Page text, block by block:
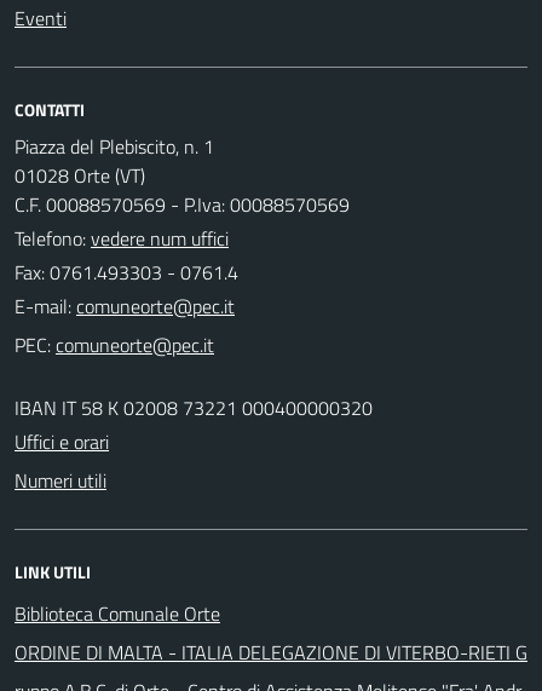
Eventi
CONTATTI
Piazza del Plebiscito, n. 1
01028 Orte (VT)
C.F. 00088570569 - P.Iva: 00088570569
Telefono:vedere num uffici
Fax: 0761.493303 - 0761.4
E-mail:
PEC:
IBAN IT 58 K 02008 73221 000400000320
Uffici e orari
Numeri utili
LINK UTILI
Biblioteca Comunale Orte
ORDINE DI MALTA - ITALIA DELEGAZIONE DI VITERBO-RIETI G